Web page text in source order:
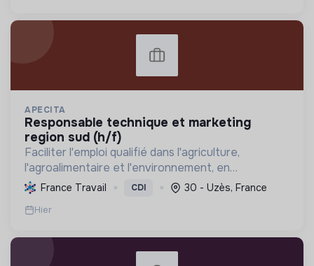
APECITA
responsable technique et marketing
region sud (h/f)
Faciliter l'emploi qualifié dans l'agriculture,
l'agroalimentaire et l'environnement, en
promouvant l'agroécologie et les biosolutions pour
une transition durable et respectueuse de la
nature.
France Travail CDI 30 - Uzès, France
Hier